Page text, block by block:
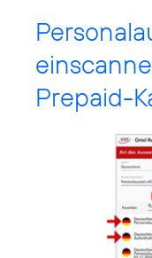
Prepaid-